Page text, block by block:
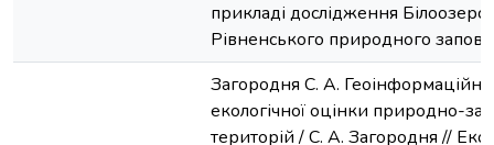
прикладі дослідження
Рівненського природного
Загородня С. А. Геоінформаційні
екологічної оцінки природно-
територій / С. А. Загородня //